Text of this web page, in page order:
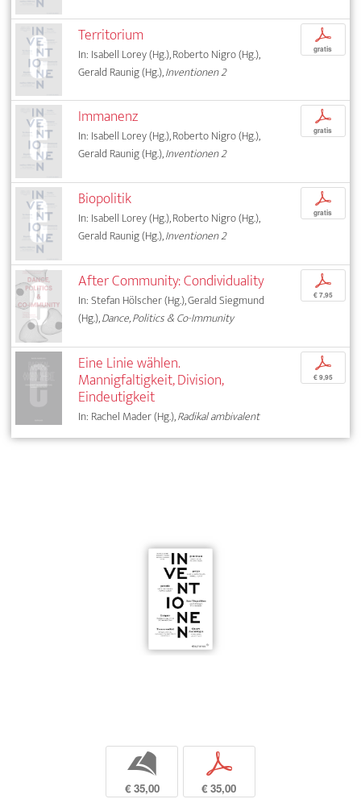
Territorium
In: Isabell Lorey (Hg.), Roberto Nigro (Hg.),
Gerald Raunig (Hg.),Inventionen 2
p
gratis
Immanenz
In: Isabell Lorey (Hg.), Roberto Nigro (Hg.),
Gerald Raunig (Hg.),Inventionen 2
p
gratis
Biopolitik
In: Isabell Lorey (Hg.), Roberto Nigro (Hg.),
Gerald Raunig (Hg.),Inventionen 2
p
gratis
After Community: Condividuality
In: Stefan Hölscher (Hg.), Gerald Siegmund
(Hg.),Dance, Politics & Co-Immunity
p
€ 7,95
Eine Linie wählen.
Mannigfaltigkeit, Division,
Eindeutigkeit
In: Rachel Mader (Hg.),Radikal ambivalent
p
€ 9,95
b
€ 35,00
p
€ 35,00